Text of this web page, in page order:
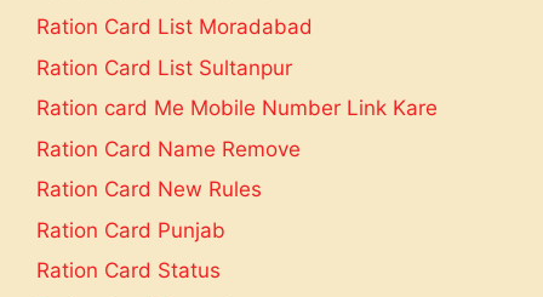
Ration Card List Moradabad
Ration Card List Sultanpur
Ration card Me Mobile Number Link Kare
Ration Card Name Remove
Ration Card New Rules
Ration Card Punjab
Ration Card Status